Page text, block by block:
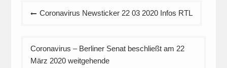
Beitragsnavigation
Coronavirus Newsticker 22 03 2020 Infos RTL
Coronavirus – Berliner Senat beschließt am 22
März 2020 weitgehende